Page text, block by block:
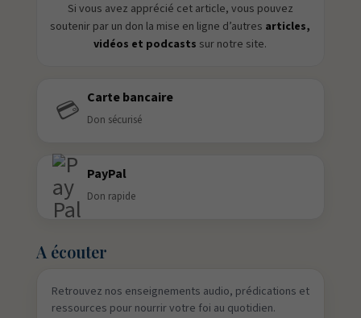
Si vous avez apprécié cet article, vous pouvez
soutenir par un don la mise en ligne d’autres articles,
vidéos et podcasts sur notre site.
💳 Carte bancaire
Don sécurisé
PayPal
Don rapide
A écouter
Retrouvez nos enseignements audio, prédications et
ressources pour nourrir votre foi au quotidien.